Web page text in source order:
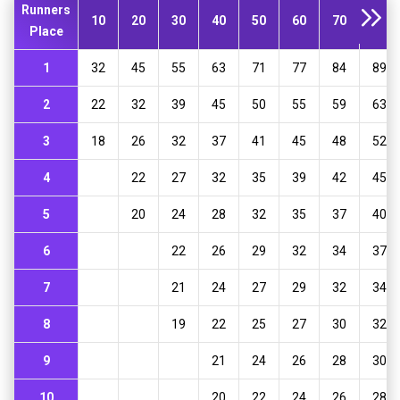
27 +28
28 Ozo3 182
29 termizz 180
30 Gimka2L 177
31 Gambleris 170 +33
33 DIMSHA88 165 +51
35 150
14 oshhh111 240
16 mad session 228
17 SheepLeader 225
19 ISAIAHH 214
21 KickereensLV 201
22 Coachjoe48 197
Runners
Place
10 20 30 40 50 60 70 80
1 32 45 55 63 71 77 84 89
2 22 32 39 45 50 55 59 63
3 18 26 32 37 41 45 48 52
4 22 27 32 35 39 42 45
5 20 24 28 32 35 37 40
6 22 26 29 32 34 37
7 21 24 27 29 32 34
8 19 22 25 27 30 32
9 21 24 26 28 30